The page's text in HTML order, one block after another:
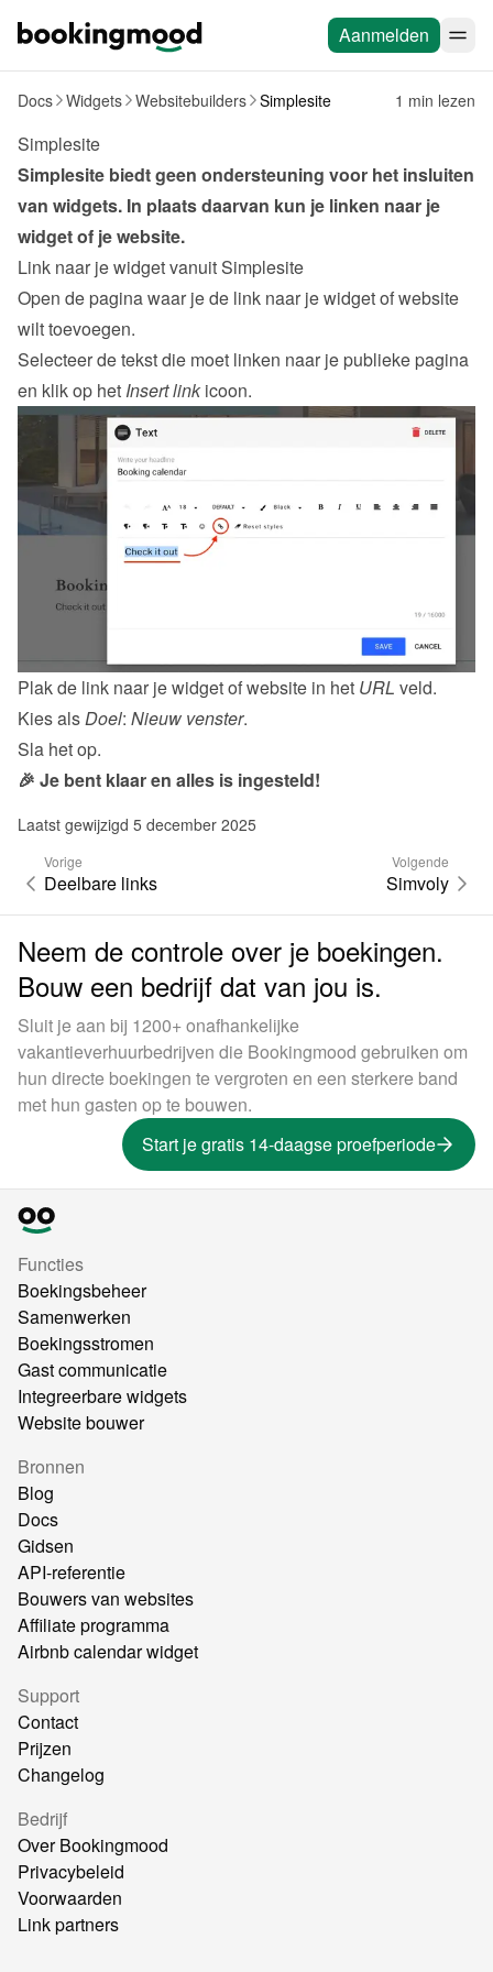
Aanmelden
Docs Widgets Websitebuilders Simplesite 1 min lezen
Simplesite
Simplesite biedt geen ondersteuning voor het insluiten
widget of je website.
Link naar je widget vanuit Simplesite
Open de pagina waar je de link naar je widget of website
wilt toevoegen.
Selecteer de tekst die moet linken naar je publieke pagina
en klik op het Insert link icoon.
Plak de link naar je widget of website in het URL veld.
Kies als Doel: Nieuw venster.
Sla het op.
🎉 Je bent klaar en alles is ingesteld!
Laatst gewijzigd 5 december 2025
Vorige
Deelbare links
Volgende
Simvoly
Neem de controle over je boekingen.
Bouw een bedrijf dat van jou is.
Sluit je aan bij 1200+ onafhankelijke
vakantieverhuurbedrijven die Bookingmood gebruiken om
hun directe boekingen te vergroten en een sterkere band
met hun gasten op te bouwen.
Start je gratis 14-daagse proefperiode
Functies
Boekingsbeheer
Samenwerken
Boekingsstromen
Gast communicatie
Integreerbare widgets
Website bouwer
Bronnen
Blog
Docs
Gidsen
API-referentie
Bouwers van websites
Affiliate programma
Airbnb calendar widget
Support
Contact
Prijzen
Changelog
Bedrijf
Over Bookingmood
Privacybeleid
Voorwaarden
Link partners